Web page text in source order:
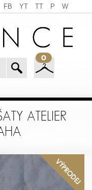
FB YT TT P W
0
ATELIER